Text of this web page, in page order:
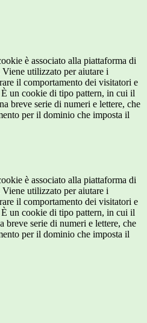
è associato alla piattaforma di
utilizzato per aiutare i
il comportamento dei visitatori e
un cookie di tipo pattern, in cui il
breve serie di numeri e lettere, che
per il dominio che imposta il
è associato alla piattaforma di
utilizzato per aiutare i
il comportamento dei visitatori e
un cookie di tipo pattern, in cui il
breve serie di numeri e lettere, che
per il dominio che imposta il